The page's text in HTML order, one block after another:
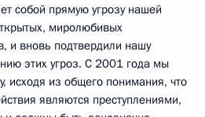
собой прямую угрозу нашей
миролюбивых
и вновь подтвердили нашу
этих угроз. С 2001 года мы
исходя из общего понимания, что
являются преступлениями,